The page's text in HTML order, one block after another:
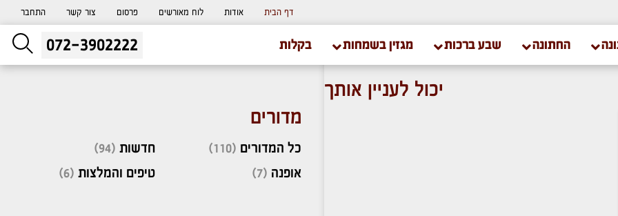
דף הבית אודות לוח מאורשים פרסום צור קשר התחבר
החתונה שבע ברכות מגזין בשמחות בקלות ליעוץ חינם
והזמנת כרטיס שמחות
072-3902222
יכול לעניין אותך
מדורים
כל המדורים (110)
אופנה (7)
חדשות (94)
טיפים והמלצות (6)